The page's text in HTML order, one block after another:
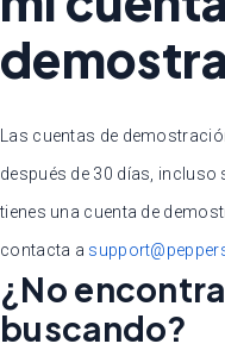
Las cuentas de
después de 30 días,
tienes una cuenta de
contacta a
¿No
buscando?